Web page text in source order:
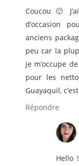
Coucou 🙂
d’occasion
anciens
peu car la
je m’occupe
pour les
Guayaquil,
Répondre
Hello